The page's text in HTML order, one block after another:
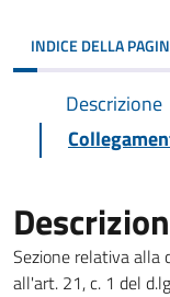
INDICE DELLA
Descrizione
Sezione relativa
all'art. 21, c. 1 del